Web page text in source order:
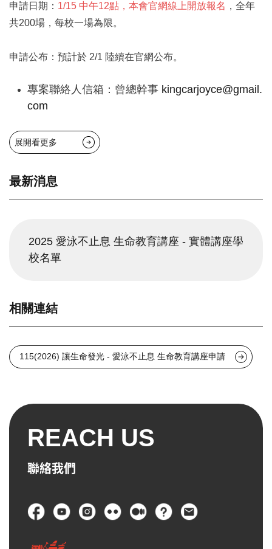
​申請日期： 1/15 中午12點，本會官網線上開放報名 ，全年
共200場，每校一場為限。
申請公布：預計於 2/1 陸續在官網公布。
專案聯絡人信箱：曾總幹事 kingcarjoyce@gmail.
com
展開看更多
最新消息
2025 愛泳不止息 生命教育講座 - 實體講座學
校名單
相關連結
115(2026) 讓生命發光 - 愛泳不止息 生命教育講座申請
REACH US
聯絡我們
頁尾